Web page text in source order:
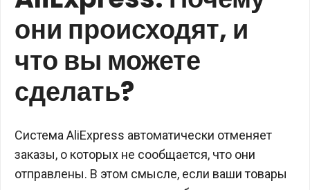
они происходят, и
что вы можете
сделать?
Система AliExpress автоматически отменяет
заказы, о которых не сообщается, что они
отправлены. В этом смысле, если ваши товары